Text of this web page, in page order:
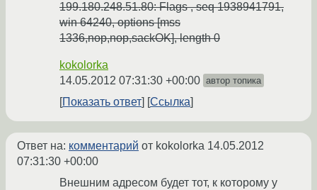
199.180.248.51.80: Flags, seq 1938941791,
win 64240, options [mss
1336,nop,nop,sackOK], length 0
kokolorka
14.05.2012 07:31:30 +00:00 автор топика
Показать ответ Ссылка
Ответ на: комментарий от kokolorka 14.05.2012
07:31:30 +00:00
Внешним адресом будет тот, к которому у